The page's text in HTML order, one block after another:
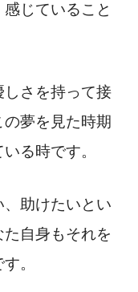
じていること
さを持って接
夢を見た時期
る時です。
助けたいとい
自身もそれを
。